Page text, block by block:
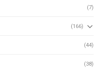
(7)
(166)
(44)
(38)